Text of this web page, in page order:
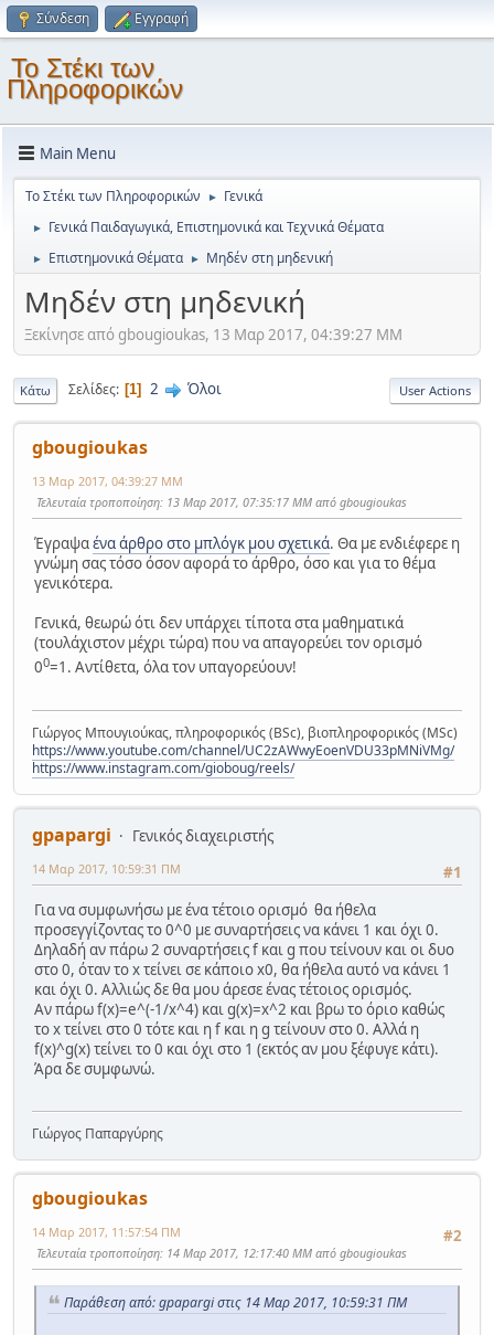
Σύνδεση Εγγραφή
Το Στέκι των
Πληροφορικών
Main Menu
Το Στέκι των Πληροφορικών ► Γενικά
► Γενικά Παιδαγωγικά, Επιστημονικά και Τεχνικά Θέματα
► Επιστημονικά Θέματα ► Μηδέν στη μηδενική
Μηδέν στη μηδενική
Ξεκίνησε από gbougioukas, 13 Μαρ 2017, 04:39:27 ΜΜ
Κάτω Σελίδες 1 2 Όλοι User Actions
gbougioukas
13 Μαρ 2017, 04:39:27 ΜΜ
Τελευταία τροποποίηση: 13 Μαρ 2017, 07:35:17 ΜΜ από gbougioukas
Έγραψαένα άρθρο στο μπλόγκ μου σχετικά. Θα με ενδιέφερε η
γνώμη σας τόσο όσον αφορά το άρθρο, όσο και για το θέμα
γενικότερα.
Γενικά, θεωρώ ότι δεν υπάρχει τίποτα στα μαθηματικά
(τουλάχιστον μέχρι τώρα) που να απαγορεύει τον ορισμό
00=1. Αντίθετα, όλα τον υπαγορεύουν!
Γιώργος Μπουγιούκας, πληροφορικός (BSc), βιοπληροφορικός (MSc)
https://www.youtube.com/channel/UC2zAWwyEoenVDU33pMNiVMg/
https://www.instagram.com/gioboug/reels/
gpapargi
Γενικός διαχειριστής
#1
14 Μαρ 2017, 10:59:31 ΠΜ
Για να συμφωνήσω με ένα τέτοιο ορισμό θα ήθελα
προσεγγίζοντας το 0^0 με συναρτήσεις να κάνει 1 και όχι 0.
Δηλαδή αν πάρω 2 συναρτήσεις f και g που τείνουν και οι δυο
στο 0, όταν το x τείνει σε κάποιο x0, θα ήθελα αυτό να κάνει 1
και όχι 0. Αλλιώς δε θα μου άρεσε ένας τέτοιος ορισμός.
Αν πάρω f(x)=e^(-1/x^4) και g(x)=x^2 και βρω το όριο καθώς
το x τείνει στο 0 τότε και η f και η g τείνουν στο 0. Αλλά η
f(x)^g(x) τείνει το 0 και όχι στο 1 (εκτός αν μου ξέφυγε κάτι).
Άρα δε συμφωνώ.
Γιώργος Παπαργύρης
gbougioukas
#2
14 Μαρ 2017, 11:57:54 ΠΜ
Τελευταία τροποποίηση: 14 Μαρ 2017, 12:17:40 ΜΜ από gbougioukas
Παράθεση από: gpapargi στις 14 Μαρ 2017, 10:59:31 ΠΜ